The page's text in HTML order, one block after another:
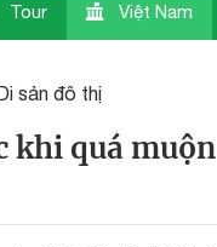
Tour Việt Nam
sản đô thị
khi quá muộn